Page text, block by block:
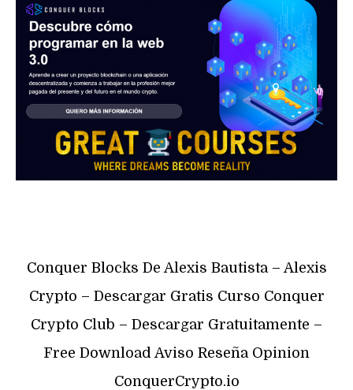
Conquer Blocks De Alexis Bautista – Alexis
Crypto – Descargar Gratis Curso Conquer
Crypto Club – Descargar Gratuitamente –
Free Download Aviso Reseña Opinion
ConquerCrypto.io